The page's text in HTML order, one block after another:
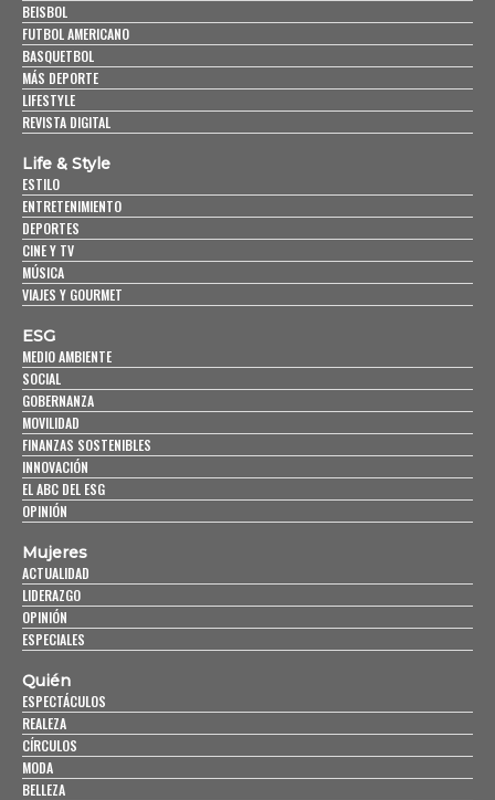
BEISBOL
FUTBOL AMERICANO
BASQUETBOL
MÁS DEPORTE
LIFESTYLE
REVISTA DIGITAL
Life & Style
ESTILO
ENTRETENIMIENTO
DEPORTES
CINE Y TV
MÚSICA
VIAJES Y GOURMET
ESG
MEDIO AMBIENTE
SOCIAL
GOBERNANZA
MOVILIDAD
FINANZAS SOSTENIBLES
INNOVACIÓN
EL ABC DEL ESG
OPINIÓN
Mujeres
ACTUALIDAD
LIDERAZGO
OPINIÓN
ESPECIALES
Quién
ESPECTÁCULOS
REALEZA
CÍRCULOS
MODA
BELLEZA